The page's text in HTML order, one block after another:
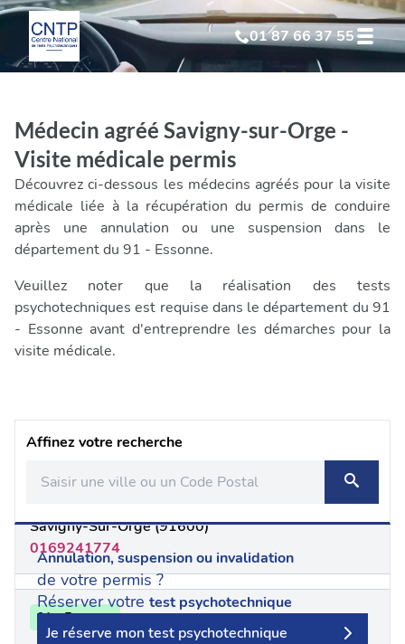
01 87 66 37 55
Test Psychotechnique suite à annulation
Test Psychotechniquesuite à invalidation
Test Psychotechniqueprofessionnel
Médecin agréé Savigny-sur-Orge -
Visite médicale permis
Découvrez ci-dessous les médecins agréés pour la visite
médicale liée à la récupération du permis de conduire
après une annulation ou une suspension dans le
département du 91 - Essonne.
Veuillez noter que la réalisation des tests
psychotechniques est requise dans le département du 91
- Essonne avant d'entreprendre les démarches pour la
visite médicale.
Affinez votre recherche
Annulation, suspension ou invalidation
de votre permis ?
Réserver votre test psychotechnique
Je réserve mon test psychotechnique
Savigny-Sur-Orge (91600)
0169241774
91 - Essonne